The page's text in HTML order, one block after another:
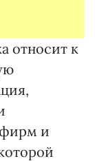
относит к
фирм и